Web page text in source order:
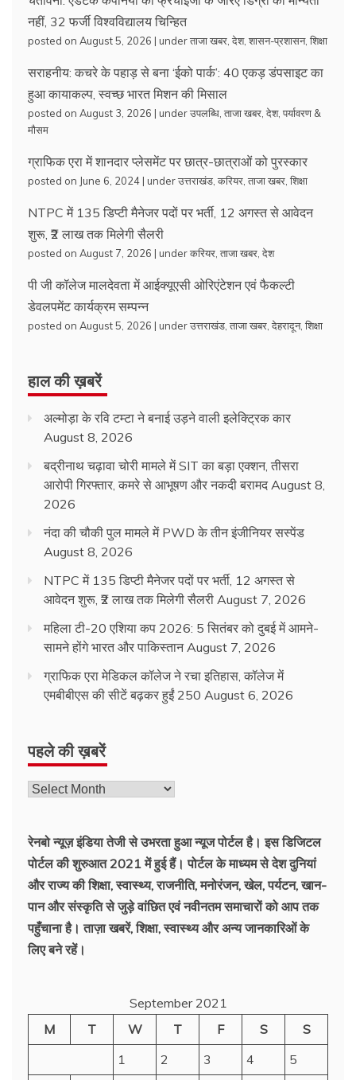
नहीं, 32 फर्जी विश्वविद्यालय चिन्हित
posted on August 5, 2026 | underताजा खबर देश, शासन-प्रशासन, शिक्षा
सराहनीय: कचरे के पहाड़ से बना ‘ईको पार्क’: 40 एकड़ डंपसाइट का
हुआ कायाकल्प, स्वच्छ भारत मिशन की मिसाल
posted on August 3, 2026 | underउपलब्धि ताजा खबर देश, पर्यावरण &
मौसम
ग्राफिक एरा में शानदार प्लेसमेंट पर छात्र-छात्राओं को पुरस्कार
posted on June 6, 2024 | underउत्तराखंड करियर ताजा खबर शिक्षा
NTPC में 135 डिप्टी मैनेजर पदों पर भर्ती, 12 अगस्त से आवेदन
शुरू, ₹2 लाख तक मिलेगी सैलरी
posted on August 7, 2026 | underकरियर ताजा खबर देश
पी जी कॉलेज मालदेवता में आईक्यूएसी ओरिएंटेशन एवं फैकल्टी
डेवलपमेंट कार्यक्रम सम्पन्न
posted on August 5, 2026 | underउत्तराखंड ताजा खबर देहरादून, शिक्षा
हाल की ख़बरें
अल्मोड़ा के रवि टम्टा ने बनाई उड़ने वाली इलेक्ट्रिक कार
August 8, 2026
बद्रीनाथ चढ़ावा चोरी मामले में SIT का बड़ा एक्शन, तीसरा
आरोपी गिरफ्तार, कमरे से आभूषण और नकदी बरामद August 8,
2026
नंदा की चौकी पुल मामले में PWD के तीन इंजीनियर सस्पेंड
August 8, 2026
NTPC में 135 डिप्टी मैनेजर पदों पर भर्ती, 12 अगस्त से
आवेदन शुरू, ₹2 लाख तक मिलेगी सैलरी August 7, 2026
महिला टी-20 एशिया कप 2026: 5 सितंबर को दुबई में आमने-
सामने होंगे भारत और पाकिस्तान August 7, 2026
ग्राफिक एरा मेडिकल कॉलेज ने रचा इतिहास, कॉलेज में
एमबीबीएस की सीटें बढ़कर हुईं 250 August 6, 2026
पहले की ख़बरें
रेनबो न्यूज़ इंडिया तेजी से उभरता हुआ न्‍यूज पोर्टल है। इस डिजिटल
पोर्टल की शुरुआत 2021 में हुई हैं। पोर्टल के माध्यम से देश दुनियां
और राज्य की शिक्षा, स्वास्थ्य, राजनीति, मनोरंजन, खेल, पर्यटन, खान-
पान और संस्कृति से जुड़े वांछित एवं नवीनतम समाचारों को आप तक
पहुँचाना है। ताज़ा खबरें, शिक्षा, स्वास्थ्य और अन्य जानकारिओं के
लिए बने रहें।
September 2021
M
T W T F S
S
1
2 3 4
5